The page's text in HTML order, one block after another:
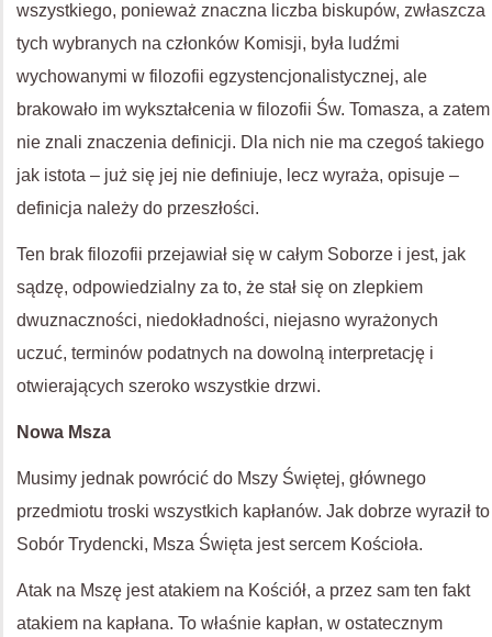
wszystkiego, ponieważ znaczna liczba biskupów, zwłaszcza
tych wybranych na członków Komisji, była ludźmi
wychowanymi w filozofii egzystencjonalistycznej, ale
brakowało im wykształcenia w filozofii Św. Tomasza, a zatem
nie znali znaczenia definicji. Dla nich nie ma czegoś takiego
jak istota – już się jej nie definiuje, lecz wyraża, opisuje –
definicja należy do przeszłości.
Ten brak filozofii przejawiał się w całym Soborze i jest, jak
sądzę, odpowiedzialny za to, że stał się on zlepkiem
dwuznaczności, niedokładności, niejasno wyrażonych
uczuć, terminów podatnych na dowolną interpretację i
otwierających szeroko wszystkie drzwi.
Nowa Msza
Musimy jednak powrócić do Mszy Świętej, głównego
przedmiotu troski wszystkich kapłanów. Jak dobrze wyraził to
Sobór Trydencki, Msza Święta jest sercem Kościoła.
Atak na Mszę jest atakiem na Kościół, a przez sam ten fakt
atakiem na kapłana. To właśnie kapłan, w ostatecznym